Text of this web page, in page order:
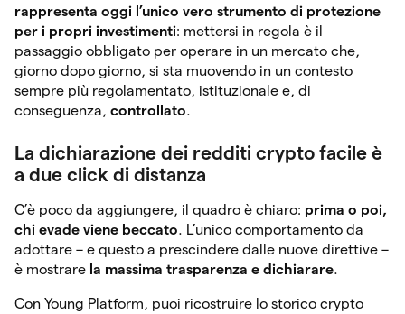
rappresenta oggi l’unico vero strumento di protezione
per i propri investimenti: mettersi in regola è il
passaggio obbligato per operare in un mercato che,
giorno dopo giorno, si sta muovendo in un contesto
sempre più regolamentato, istituzionale e, di
conseguenza, controllato.
La dichiarazione dei redditi crypto facile è
a due click di distanza
C’è poco da aggiungere, il quadro è chiaro: prima o poi,
chi evade viene beccato. L’unico comportamento da
adottare – e questo a prescindere dalle nuove direttive –
è mostrare la massima trasparenza e dichiarare.
Con Young Platform, puoi ricostruire lo storico crypto